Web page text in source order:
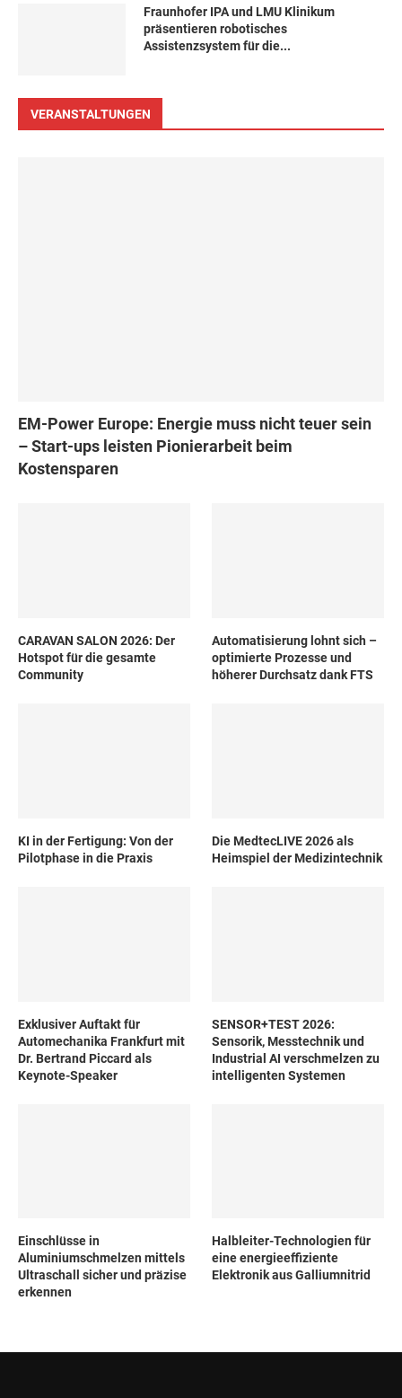
Fraunhofer IPA und LMU Klinikum
präsentieren robotisches
Assistenzsystem für die...
VERANSTALTUNGEN
EM-Power Europe: Energie muss nicht teuer sein
– Start-ups leisten Pionierarbeit beim
Kostensparen
CARAVAN SALON 2026: Der
Hotspot für die gesamte
Community
Automatisierung lohnt sich –
optimierte Prozesse und
höherer Durchsatz dank FTS
KI in der Fertigung: Von der
Pilotphase in die Praxis
Die MedtecLIVE 2026 als
Heimspiel der Medizintechnik
Exklusiver Auftakt für
Automechanika Frankfurt mit
Dr. Bertrand Piccard als
Keynote-Speaker
SENSOR+TEST 2026:
Sensorik, Messtechnik und
Industrial AI verschmelzen zu
intelligenten Systemen
Einschlüsse in
Aluminiumschmelzen mittels
Ultraschall sicher und präzise
erkennen
Halbleiter-Technologien für
eine energieeffiziente
Elektronik aus Galliumnitrid